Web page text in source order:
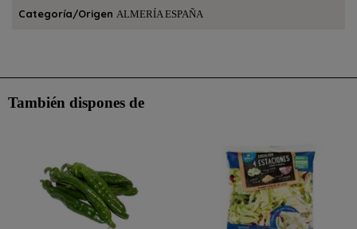
Categoría/Origen ALMERÍA ESPAÑA
También dispones de